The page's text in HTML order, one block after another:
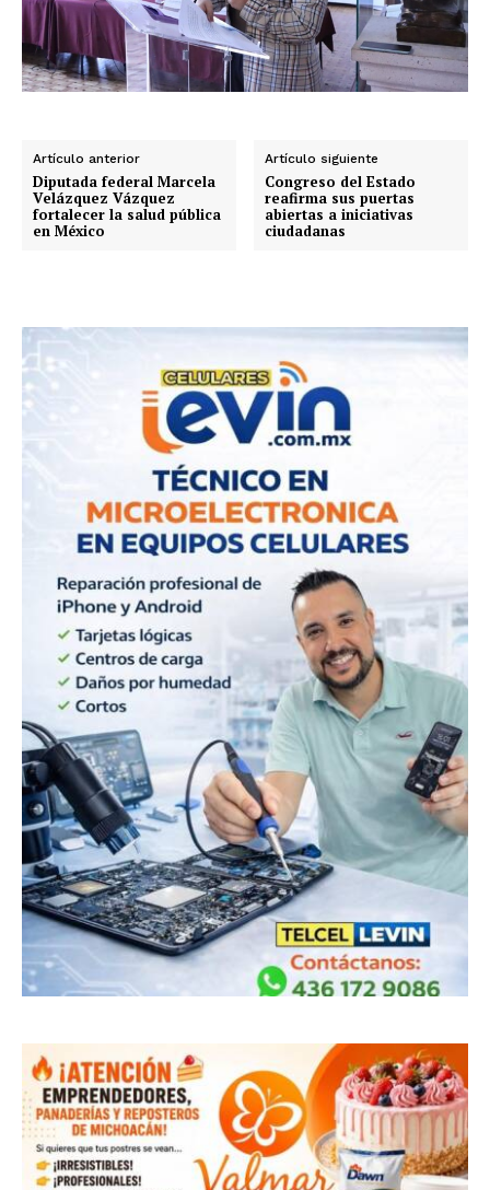
Artículo anterior
Diputada federal Marcela
Velázquez Vázquez
fortalecer la salud pública
en México
Artículo siguiente
Congreso del Estado
reafirma sus puertas
abiertas a iniciativas
ciudadanas